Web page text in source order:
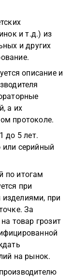
и т.д.) из
и других
описание и
а их
протоколе.
до 5 лет.
серийный
по итогам
при
при
За
товар грозит
на рынок.